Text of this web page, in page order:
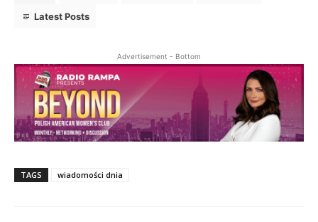
Bio Twitter
Latest Posts
Advertisement - Bottom
TAGS wiadomości dnia